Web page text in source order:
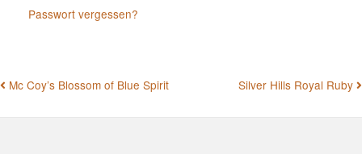
Passwort vergessen?
BEITRAGSNAVIGATION
Mc Coy’s Blossom of Blue Spirit Silver Hills Royal Ruby